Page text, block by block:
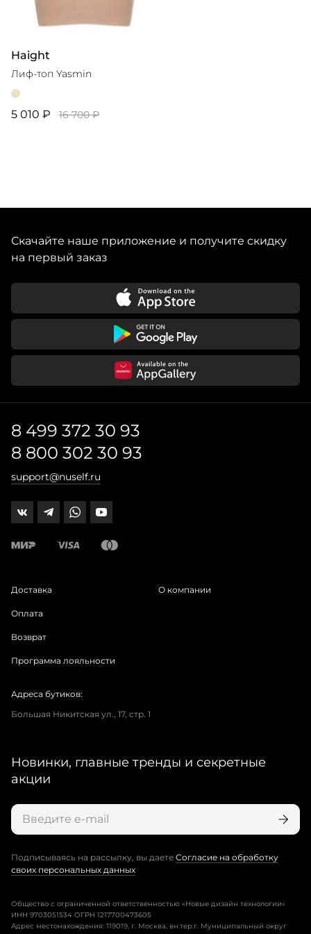
Haight
Лиф-топ Yasmin
5 010 ₽ 16 700 ₽
Скачайте наше приложение и получите скидку
на первый заказ
8 499 372 30 93
8 800 302 30 93
support@nuself.ru
Доставка
Оплата
Возврат
Программа лояльности
О компании
Адреса бутиков:
Большая Никитская ул., 17, стр. 1
Новинки, главные тренды и секретные
акции
Подписываясь на рассылку, вы даете Согласие на обработку
своих персональных данных
Общество с ограниченной ответственностью «Новые дизайн технологии»
ИНН 9703051534 ОГРН 1217700473605
Адрес местонахождения: 119019, г. Москва, вн.тер.г. Муниципальный округ